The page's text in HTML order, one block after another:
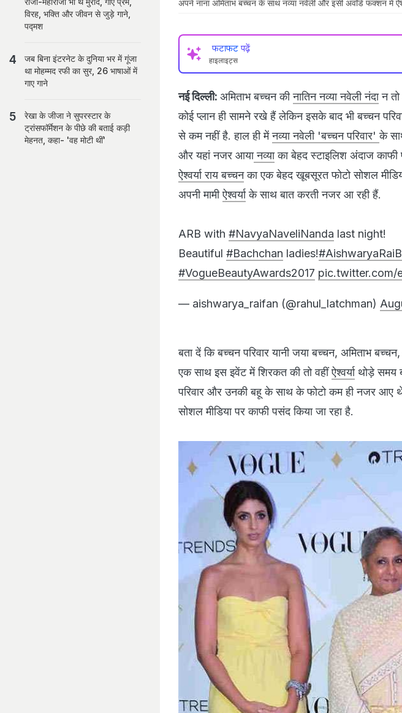
अपने नाना अमिताभ बच्‍चन के साथ नव्‍या नवेली और इसी अवॉर्ड फंक्‍शन में
फटाफट पढ़ें
हाइलाइट्स
नई दिल्‍ली: अमिताभ बच्‍चन कीनातिन नव्‍या नवेली नंदान तो
कोई प्‍लान ही सामने रखे हैं लेकिन इसके बाद भी बच्‍चन
से कम नहीं है. हाल ही मेंनव्‍या नवेली 'बच्‍चन परिवार'के
और यहां नजर आयानव्‍याका बेहद स्‍टाइलिश अंदाज
ऐश्‍वर्या राय बच्‍चनका एक बेहद खूबसूरत फोटो सोशल
अपनी मामीऐश्‍वर्याके साथ बात करती नजर आ रही हैं.
ARB with #NavyaNaveliNanda last night!
Beautiful #Bachchan ladies!
#VogueBeautyAwards2017 pic.twitter.com/
— aishwarya_raifan (@rahul_latchman)
बता दें कि बच्‍चन परिवार यानी जया बच्‍चन, अमिताभ
एक साथ इस इवेंट में शिरकत की तो वहींऐश्‍वर्याथोड़े समय
परिवार और उनकी बहू के साथ के फोटो कम ही नजर आए
सोशल मीडिया पर काफी पसंद किया जा रहा है.
विरह, भक्ति और जीवन से जुड़े गाने,
पद्मश
जब बिना इंटरनेट के दुनिया भर में गूंजा
था मोहम्मद रफी का सुर, 26 भाषाओं में
गाए गाने
रेखा के जीजा ने सुपरस्टार के
ट्रांसफॉर्मेशन के पीछे की बताई कड़ी
मेहनत, कहा- 'वह मोटी थीं'